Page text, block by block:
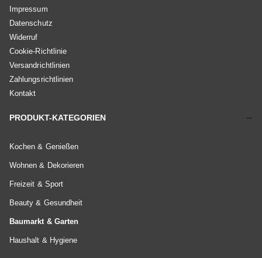
Impressum
Datenschutz
Widerruf
Cookie-Richtlinie
Versandrichtlinien
Zahlungsrichtlinien
Kontakt
PRODUKT-KATEGORIEN
Kochen & Genießen
Wohnen & Dekorieren
Freizeit & Sport
Beauty & Gesundheit
Baumarkt & Garten
Haushalt & Hygiene